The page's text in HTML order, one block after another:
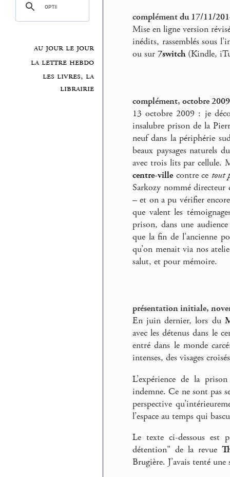
au jour le jour
la lettre hebdo
les livres, la
librairie
complément du 17/11/
Mise en ligne version
inédits, rassemblés sous
ou sur 7switch(Kindle,
complément, octobre 2009
13 octobre 2009 : je
insalubre prison de la
neuf dans la périphérie
beaux paysages naturels
avec trois lits par cellule.
centre-ville contre ce tout
Sarkozy nommé
– et on a pu vérifier
que valent les
prison, dans une
que la fin de l’ancienne
qu’on menait via nos
salut, et pour mémoire.
présentation initiale,
En juin dernier, lors du
avec les détenus dans le
entré dans le monde
intenses, des visages
L’expérience de la
indemne. Ce ne sont pas
perspective
l’espace au temps qui
Le texte ci-dessous est
détention" de la revue
Brugière. J’avais tenté